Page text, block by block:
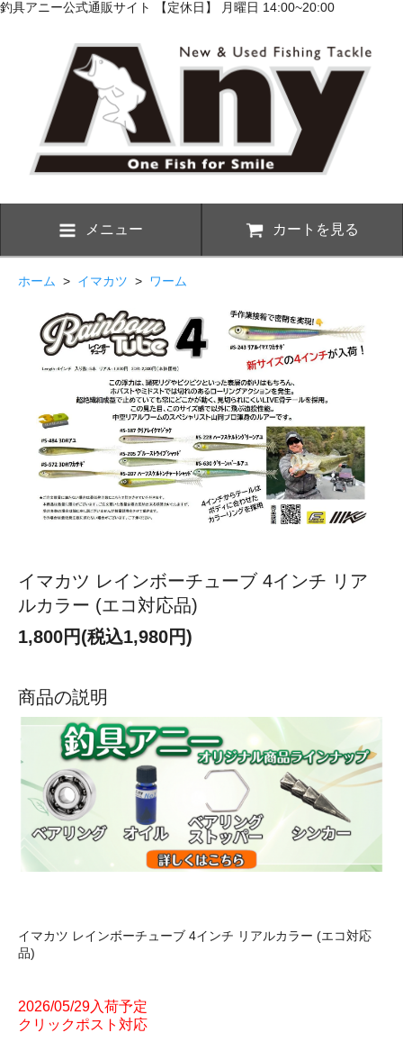
釣具アニー公式通販サイト 【定休日】 月曜日 14:00~20:00
メニュー カートを見る
ホーム > イマカツ > ワーム
イマカツ レインボーチューブ 4インチ リア
ルカラー (エコ対応品)
1,800円(税込1,980円)
商品の説明
イマカツ レインボーチューブ 4インチ リアルカラー (エコ対応
品)
2026/05/29入荷予定
クリックポスト対応